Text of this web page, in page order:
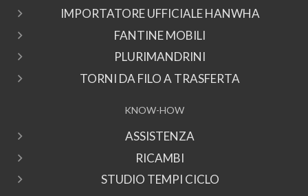
IMPORTATORE UFFICIALE HANWHA
FANTINE MOBILI
PLURIMANDRINI
TORNI DA FILO A TRASFERTA
KNOW-HOW
ASSISTENZA
RICAMBI
STUDIO TEMPI CICLO